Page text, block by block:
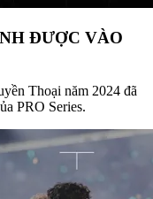
ĐƯỢC VÀO
Thoại năm 2024 đã
PRO Series.